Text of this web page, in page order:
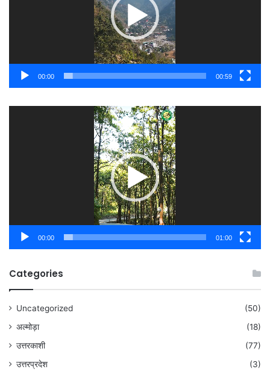
00:00 00:59
00:00 01:00
Categories
Uncategorized
(50)
अल्मोड़ा
(18)
उत्तरकाशी
(77)
उत्तरप्रदेश
(3)